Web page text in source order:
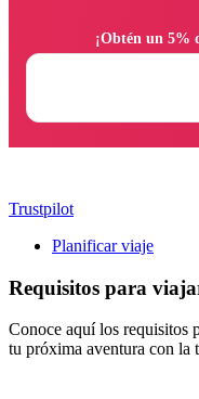
Trustpilot
Planificar viaje
Requisitos para
Conoce aquí los requisitos
tu próxima aventura con la